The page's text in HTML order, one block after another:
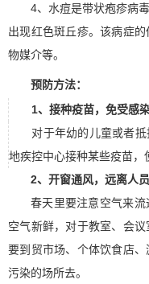
4、 水痘是带状疱疹病
出现红色斑丘疹。该病症
物媒介等。
预防方法：
1、接种疫苗，免受感染
对于年幼的儿童或者
地疾控中心接种某些疫苗，
2、 开窗通风，远离人员
春天里要注意空气来
空气新鲜，对于教室、会
要到贸市场、个体饮食店
污染的场所去。